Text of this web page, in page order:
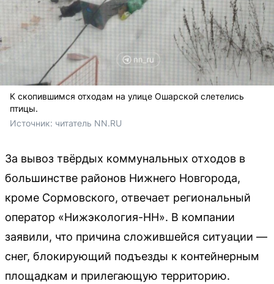
К скопившимся отходам на улице Ошарской слетелись
птицы.
Источник: читатель NN.RU
За вывоз твёрдых коммунальных отходов в
большинстве районов Нижнего Новгорода,
кроме Сормовского, отвечает региональный
оператор «Нижэкология-НН». В компании
заявили, что причина сложившейся ситуации —
снег, блокирующий подъезды к контейнерным
площадкам и прилегающую территорию.